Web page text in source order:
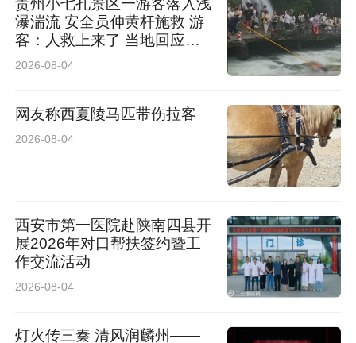
育中心校内露天焚烧清扫堆积落叶被处罚一事，
市纪委已经在督办此事，其他相关信息不能透
贵州小七孔景区一游客落入浅
瀑湍流 安全员伸黄杆施救 游
客：人救上来了 当地回应：
完全按照救援标准，景区跟进
2026-08-04
网友称西夏陵马匹带伤拉客
2026-08-04
西安市第一医院赴陕南四县开
展2026年对口帮扶签约暨工
作交流活动
2026-08-04
灯火传三秦 清风润麟州——